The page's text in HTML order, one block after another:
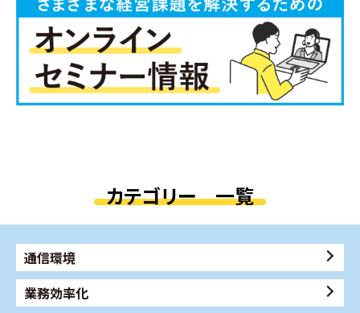
カテゴリー 一覧
通信環境
業務効率化